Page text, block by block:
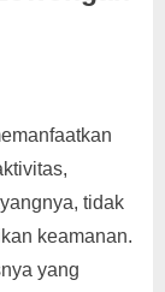
tidak
keamanan.
yang